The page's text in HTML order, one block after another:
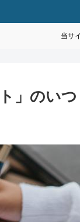
当サ
」のい